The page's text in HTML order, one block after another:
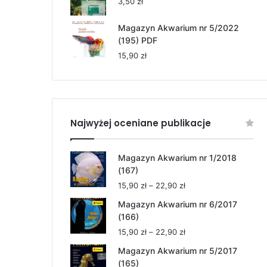
Magazyn Akwarium nr 5/2022
(195) PDF
15,90 zł
Najwyżej oceniane publikacje
Magazyn Akwarium nr 1/2018
(167)
15,90 zł – 22,90 złZakres
od
do
22,90 zł
Magazyn Akwarium nr 6/2017
(166)
15,90 zł – 22,90 złZakres
od
Magazyn Akwarium nr 5/2017
(165)